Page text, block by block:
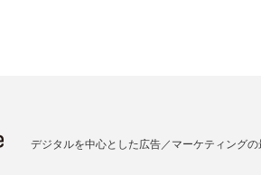
デジタルを中心とした広告／マーケティング